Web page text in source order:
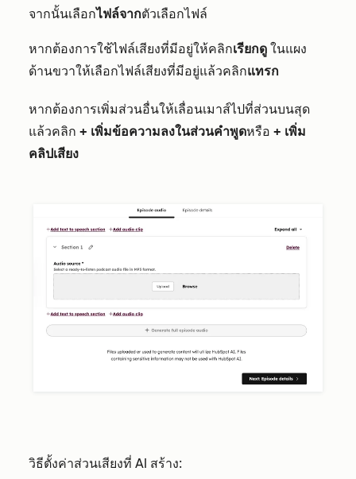
จากนั้นเลือกไฟล์จากตัวเลือกไฟล์
หากต้องการใช้ไฟล์เสียงที่มีอยู่ให้คลิกเรียกดู ในแผง
ด้านขวาให้เลือกไฟล์เสียงที่มีอยู่แล้วคลิกแทรก
หากต้องการเพิ่มส่วนอื่นให้เลื่อนเมาส์ไปที่ส่วนบนสุด
แล้วคลิก + เพิ่มข้อความลงในส่วนคำพูดหรือ + เพิ่ม
คลิปเสียง
วิธีตั้งค่าส่วนเสียงที่ AI สร้าง: